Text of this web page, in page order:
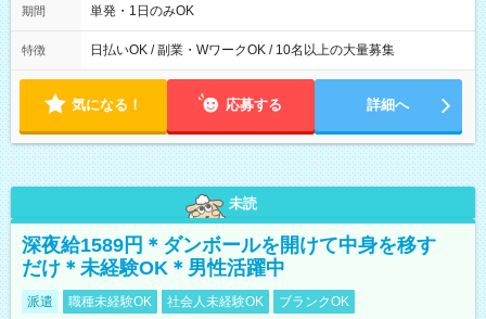
期間 単発・1日のみOK
特徴 日払いOK / 副業・WワークOK / 10名以上の大量募集
気になる！ 応募する 詳細へ
未読
深夜給1589円＊ダンボールを開けて中身を移す
だけ＊未経験OK＊男性活躍中
派遣 職種未経験OK 社会人未経験OK ブランクOK